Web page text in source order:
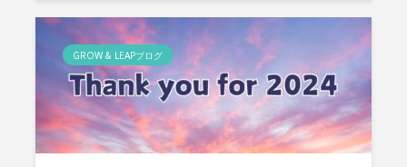
GROW & LEAPブログ